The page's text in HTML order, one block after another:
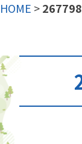
HOME >